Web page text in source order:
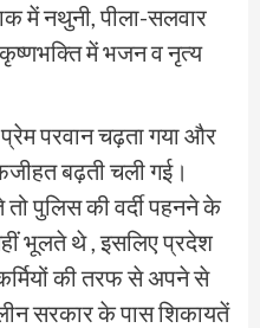
में नथुनी, पीला-सलवार
में भजन व नृत्य
परवान चढ़ता गया और
बढ़ती चली गई।
पुलिस की वर्दी पहनने के
भूलते थे , इसलिए प्रदेश
की तरफ से अपने से
सरकार के पास शिकायतें